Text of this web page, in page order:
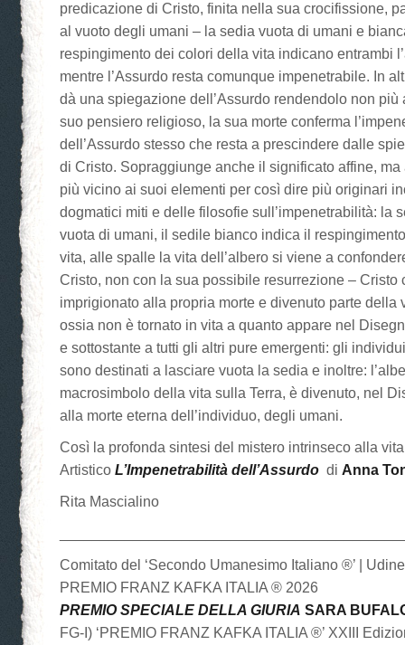
predicazione di Cristo, finita nella sua crocifissione,
al vuoto degli umani – la sedia vuota di umani e
respingimento dei colori della vita indicano entrambi
mentre l’Assurdo resta comunque impenetrabile. In
dà una spiegazione dell’Assurdo rendendolo non più
suo pensiero religioso, la sua morte conferma
dell’Assurdo stesso che resta a prescindere dalle
di Cristo. Sopraggiunge anche il significato affine,
più vicino ai suoi elementi per così dire più originari
dogmatici miti e delle filosofie sull’impenetrabilità: la
vuota di umani, il sedile bianco indica il
vita, alle spalle la vita dell’albero si viene a
Cristo, non con la sua possibile resurrezione – Cristo
imprigionato alla propria morte e divenuto parte della
ossia non è tornato in vita a quanto appare nel
e sottostante a tutti gli altri pure emergenti: gli
sono destinati a lasciare vuota la sedia e inoltre:
macrosimbolo della vita sulla Terra, è divenuto, nel
alla morte eterna dell’individuo, degli umani.
Così la profonda sintesi del mistero intrinseco alla
Artistico L’Impenetrabilità dell’Assurdo di Anna
Rita Mascialino
Comitato del ‘Secondo Umanesimo Italiano ®’ |
PREMIO FRANZ KAFKA ITALIA ® 2026
PREMIO SPECIALE DELLA GIURIA SARA
FG-I) ‘PREMIO FRANZ KAFKA ITALIA ®’ XXIII